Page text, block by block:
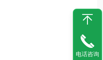
电话咨询